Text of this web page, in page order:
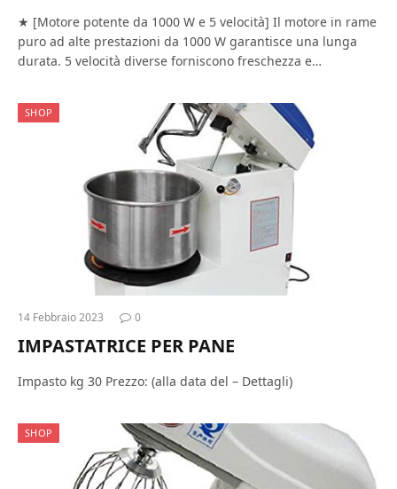
★ [Motore potente da 1000 W e 5 velocità] Il motore in rame
puro ad alte prestazioni da 1000 W garantisce una lunga
durata. 5 velocità diverse forniscono freschezza e…
SHOP
14 Febbraio 2023 0
IMPASTATRICE PER PANE
Impasto kg 30 Prezzo: (alla data del – Dettagli)
SHOP